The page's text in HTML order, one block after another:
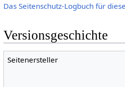
Das Seitenschutz-Logbuch für
Versionsgeschichte
Seitenersteller